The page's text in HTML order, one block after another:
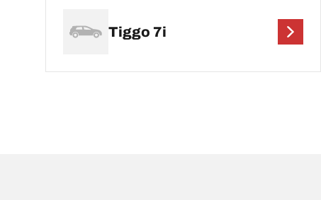
Tiggo 7i